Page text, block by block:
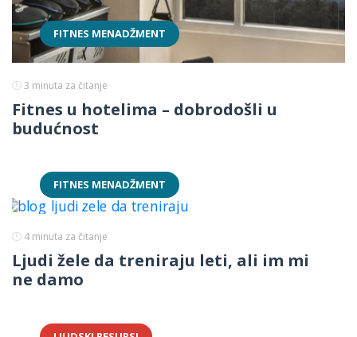
FITNES MENADŽMENT
3 minuta za čitanje
Fitnes u hotelima – dobrodošli u
budućnost
FITNES MENADŽMENT
4 minuta za čitanje
Ljudi žele da treniraju leti, ali im mi
ne damo